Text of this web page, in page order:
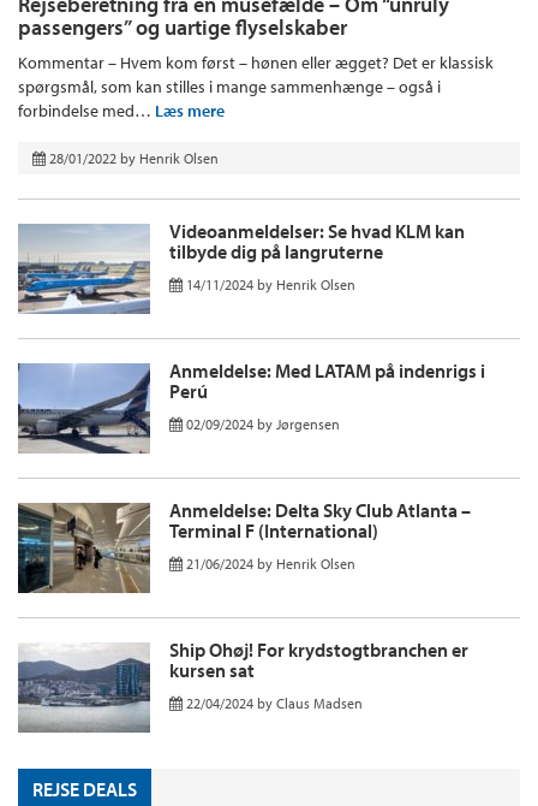
passengers” og uartige flyselskaber
Kommentar – Hvem kom først – hønen eller ægget? Det er klassisk
spørgsmål, som kan stilles i mange sammenhænge – også i
forbindelse med… Læs mere
28/01/2022 by Henrik Olsen
Videoanmeldelser: Se hvad KLM kan
tilbyde dig på langruterne
14/11/2024 by Henrik Olsen
Anmeldelse: Med LATAM på indenrigs i
Perú
02/09/2024 by Jørgensen
Anmeldelse: Delta Sky Club Atlanta –
Terminal F (International)
21/06/2024 by Henrik Olsen
Ship Ohøj! For krydstogtbranchen er
kursen sat
22/04/2024 by Claus Madsen
REJSE DEALS